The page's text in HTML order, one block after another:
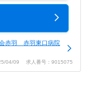
赤羽 赤羽東口病院
04/09 求人番号：9015075